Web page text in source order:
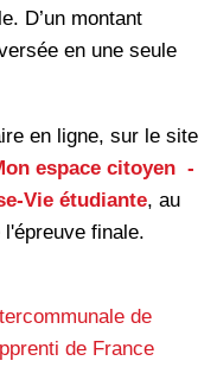
D’un montant
en une seule
en ligne, sur le site
espace citoyen -
Vie étudiante, au
finale.
de
de France